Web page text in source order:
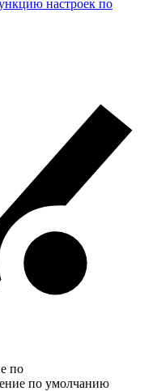
настроек по
по
по умолчанию